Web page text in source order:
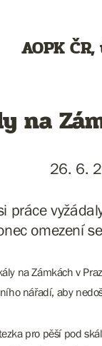
AOPK
na
26. 6.
práce
omezení
na Zámkách v
nářadí, aby
pro pěší pod